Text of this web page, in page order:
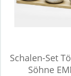
Schalen-Set
Söhne